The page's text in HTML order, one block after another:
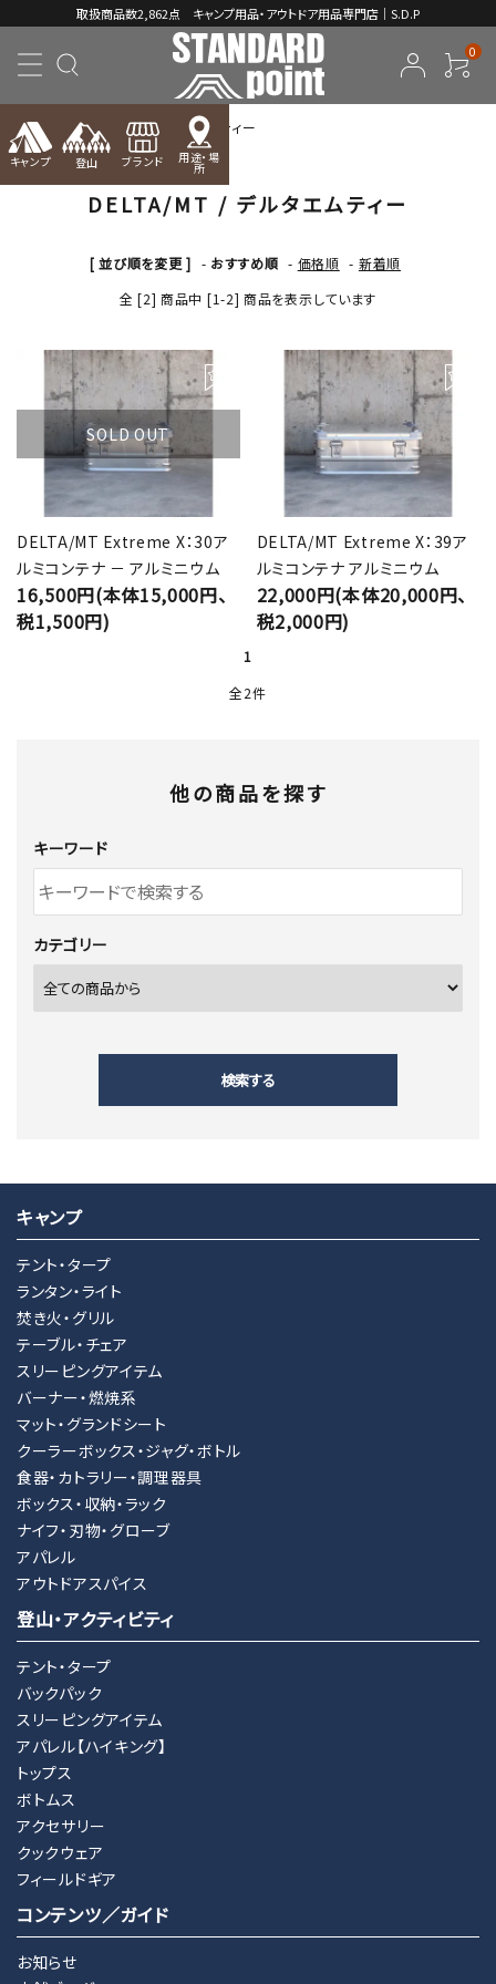
取扱商品数2,862点 キャンプ用品・アウトドア用品専門店｜S.D.P
0
キャンプ 登山 ブランド 用途・場
所
ACCOUNT MENU
person
コンテンツ
INFORMATION
TOP DELTA/MT / デルタエムティー
DELTA/MT / デルタエムティー
[ 並び順を変更 ] - おすすめ順 - 価格順 - 新着順
全 [2] 商品中 [1-2] 商品を表示しています
SOLD OUT
DELTA/MT Extreme X：30ア
ルミコンテナ － アルミニウム
16,500円(本体15,000円、
税1,500円)
DELTA/MT Extreme X：39ア
ルミコンテナ アルミニウム
22,000円(本体20,000円、
税2,000円)
1
全2件
他の商品を探す
キーワード
カテゴリー
検索する
キーワード
カテゴリー
キャンプ
テント・タープ
ランタン・ライト
焚き火・グリル
テーブル・チェア
スリーピングアイテム
バーナー・燃焼系
マット・グランドシート
クーラーボックス・ジャグ・ボトル
食器・カトラリー・調理器具
ボックス・収納・ラック
ナイフ・刃物・グローブ
アパレル
アウトドアスパイス
登山・アクティビティ
テント・タープ
バックパック
スリーピングアイテム
アパレル【ハイキング】
トップス
ボトムス
アクセサリー
クックウェア
フィールドギア
コンテンツ／ガイド
お知らせ